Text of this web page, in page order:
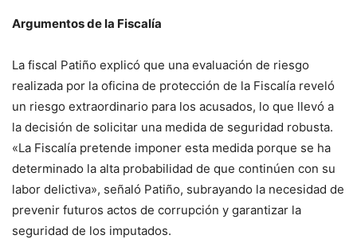
Argumentos de la Fiscalía
La fiscal Patiño explicó que una evaluación de riesgo
realizada por la oficina de protección de la Fiscalía reveló
un riesgo extraordinario para los acusados, lo que llevó a
la decisión de solicitar una medida de seguridad robusta.
«La Fiscalía pretende imponer esta medida porque se ha
determinado la alta probabilidad de que continúen con su
labor delictiva», señaló Patiño, subrayando la necesidad de
prevenir futuros actos de corrupción y garantizar la
seguridad de los imputados.